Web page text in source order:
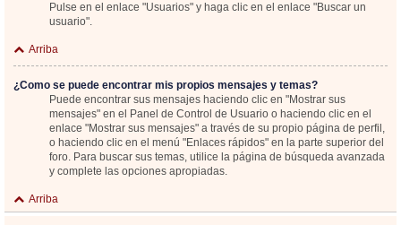
Pulse en el enlace "Usuarios" y haga clic en el enlace "Buscar un
usuario".
Arriba
¿Como se puede encontrar mis propios mensajes y temas?
Puede encontrar sus mensajes haciendo clic en "Mostrar sus
mensajes" en el Panel de Control de Usuario o haciendo clic en el
enlace "Mostrar sus mensajes" a través de su propio página de perfil,
o haciendo clic en el menú "Enlaces rápidos" en la parte superior del
foro. Para buscar sus temas, utilice la página de búsqueda avanzada
y complete las opciones apropiadas.
Arriba